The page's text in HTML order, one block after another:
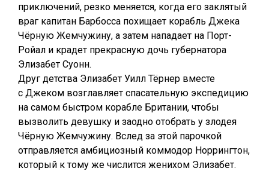
приключений, резко меняется, когда его заклятый
враг капитан Барбосса похищает корабль Джека
Чёрную Жемчужину, а затем нападает на Порт-
Ройал и крадет прекрасную дочь губернатора
Элизабет Суонн.
Друг детства Элизабет Уилл Тёрнер вместе
с Джеком возглавляет спасательную экспедицию
на самом быстром корабле Британии, чтобы
вызволить девушку и заодно отобрать у злодея
Чёрную Жемчужину. Вслед за этой парочкой
отправляется амбициозный коммодор Норрингтон,
который к тому же числится женихом Элизабет.